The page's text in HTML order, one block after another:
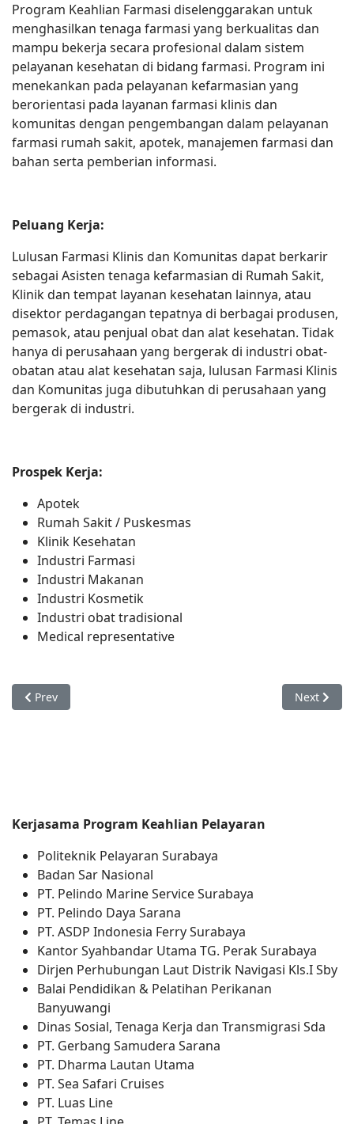
Program Keahlian Farmasi diselenggarakan untuk
menghasilkan tenaga farmasi yang berkualitas dan
mampu bekerja secara profesional dalam sistem
pelayanan kesehatan di bidang farmasi. Program ini
menekankan pada pelayanan kefarmasian yang
berorientasi pada layanan farmasi klinis dan
komunitas dengan pengembangan dalam pelayanan
farmasi rumah sakit, apotek, manajemen farmasi dan
bahan serta pemberian informasi.
Peluang Kerja:
Lulusan Farmasi Klinis dan Komunitas dapat berkarir
sebagai Asisten tenaga kefarmasian di Rumah Sakit,
Klinik dan tempat layanan kesehatan lainnya, atau
disektor perdagangan tepatnya di berbagai produsen,
pemasok, atau penjual obat dan alat kesehatan. Tidak
hanya di perusahaan yang bergerak di industri obat-
obatan atau alat kesehatan saja, lulusan Farmasi Klinis
dan Komunitas juga dibutuhkan di perusahaan yang
bergerak di industri.
Prospek Kerja:
Apotek
Rumah Sakit / Puskesmas
Klinik Kesehatan
Industri Farmasi
Industri Makanan
Industri Kosmetik
Industri obat tradisional
Medical representative
Previous article: Asisten Keperawatan
Prev Next
Next
Kerjasama Program Keahlian Pelayaran
Politeknik Pelayaran Surabaya
Badan Sar Nasional
PT. Pelindo Marine Service Surabaya
PT. Pelindo Daya Sarana
PT. ASDP Indonesia Ferry Surabaya
Kantor Syahbandar Utama TG. Perak Surabaya
Dirjen Perhubungan Laut Distrik Navigasi Kls.I Sby
Balai Pendidikan & Pelatihan Perikanan
Banyuwangi
Dinas Sosial, Tenaga Kerja dan Transmigrasi Sda
PT. Gerbang Samudera Sarana
PT. Dharma Lautan Utama
PT. Sea Safari Cruises
PT. Luas Line